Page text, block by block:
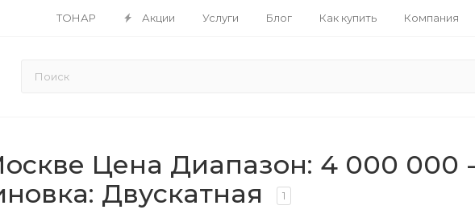
ТОНАР Акции Услуги Блог Как купить Компания
Цена Диапазон: 4 000 000
Двускатная
1